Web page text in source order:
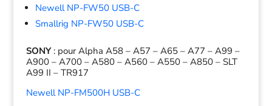
Newell NP-FW50 USB-C
Smallrig NP-FW50 USB-C
SONY: pour Alpha A58 – A57 – A65 – A77 – A99 –
A900 – A700 – A580 – A560 – A550 – A850 – SLT
A99 II – TR917
Newell NP-FM500H USB-C